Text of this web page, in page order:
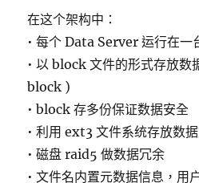
在这个架构中：
• 每个 Data Server 运行在
• 以 block 文件的形式存放
block )
• block 存多份保证数据安全
• 利用 ext3 文件系统存放数
• 磁盘 raid5 做数据冗余
• 文件名内置元数据信息，用